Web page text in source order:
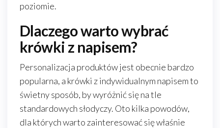
poziomie.
Dlaczego warto wybrać
krówki z napisem?
Personalizacja produktów jest obecnie bardzo
popularna, a krówki z indywidualnym napisem to
świetny sposób, by wyróżnić się na tle
standardowych słodyczy. Oto kilka powodów,
dla których warto zainteresować się właśnie